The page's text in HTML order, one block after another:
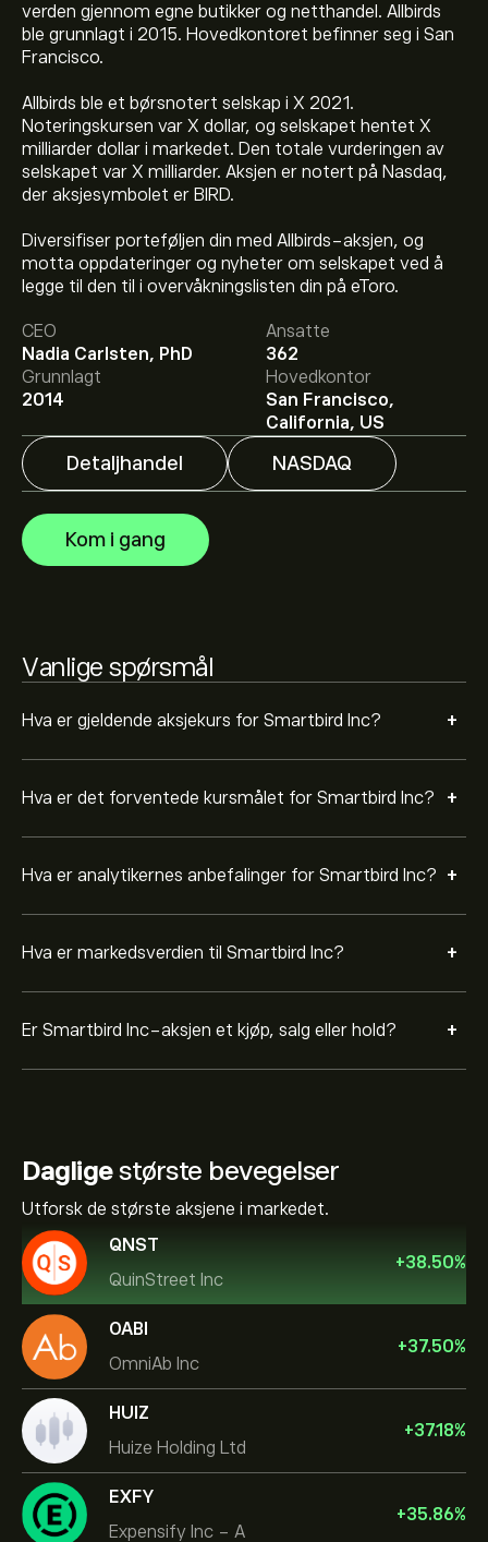
verden gjennom egne butikker og netthandel. Allbirds
ble grunnlagt i 2015. Hovedkontoret befinner seg i San
Francisco.
Allbirds ble et børsnotert selskap i X 2021.
Noteringskursen var X dollar, og selskapet hentet X
milliarder dollar i markedet. Den totale vurderingen av
selskapet var X milliarder. Aksjen er notert på Nasdaq,
der aksjesymbolet er BIRD.
Diversifiser porteføljen din med Allbirds-aksjen, og
motta oppdateringer og nyheter om selskapet ved å
legge til den til i overvåkningslisten din på eToro.
CEO
Nadia Carlsten, PhD
Ansatte
362
Grunnlagt
2014
Hovedkontor
San Francisco,
California, US
Detaljhandel NASDAQ
Kom i gang
Vanlige spørsmål
Hva er gjeldende aksjekurs for Smartbird Inc? +
Den nåværende prisen på BIRD er 2.53‎$‎.
Hva er det forventede kursmålet for Smartbird Inc? +
Det gjennomsnittlige kursmålet for Smartbird Inc er
2.53‎$‎.Registrer deg på eToro for detaljerte
forventninger og kursmål fra analytikere.
Hva er analytikernes anbefalinger for Smartbird Inc? +
Analytikere gir forventninger for Smartbird Inc basert
på markedstrender, finansielle rapporter og forventet
vekst. Sjekk de nyeste forventningene for fremtidige
prisbevegelser.
Hva er markedsverdien til Smartbird Inc? +
Markedsverdien til Smartbird Inc er 22.28M‎$‎
Er Smartbird Inc-aksjen et kjøp, salg eller hold? +
Basert på anbefalinger fra 0 analytikere for BIRD de
Dagligestørste bevegelser
Utforsk de største aksjene i markedet.
QNST
QuinStreet Inc
+38.50%
OABI
OmniAb Inc
+37.50%
HUIZ
Huize Holding Ltd
+37.18%
EXFY
Expensify Inc - A
+35.86%